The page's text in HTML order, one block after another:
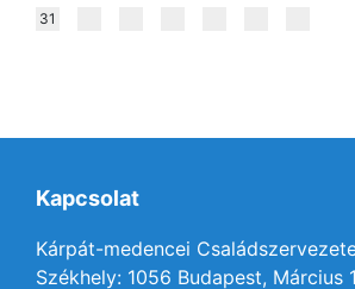
31
Kapcsolat
Kárpát-medencei
Székhely: 1056 Budapest, Március